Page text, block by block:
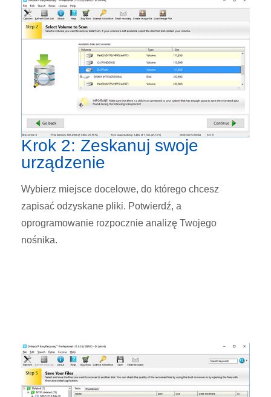
Krok 2: Zeskanuj swoje
urządzenie
Wybierz miejsce docelowe, do którego chcesz
zapisać odzyskane pliki. Potwierdź, a
oprogramowanie rozpocznie analizę Twojego
nośnika.